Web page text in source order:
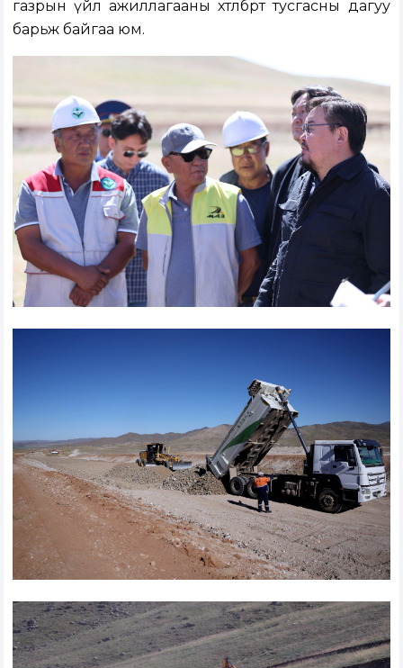
газрын үйл ажиллагааны хөтөлбөрт тусгасны дагуу
барьж байгаа юм.